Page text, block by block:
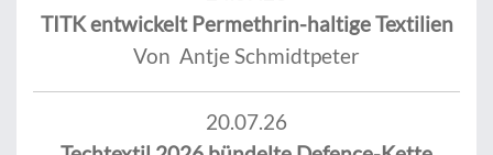
TITK entwickelt Permethrin-haltige Textilien
Von Antje Schmidtpeter
20.07.26